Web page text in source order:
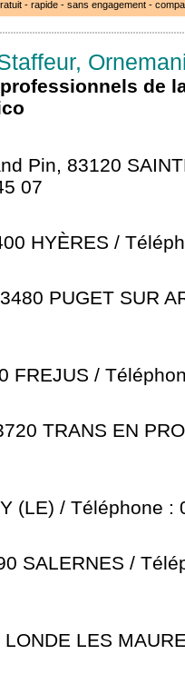
- rapide - sans engagement -
de
Pin, 83120
07
HYÈRES /
PUGET SUR
FREJUS /
TRANS EN
(LE) / Téléphone :
SALERNES /
LES